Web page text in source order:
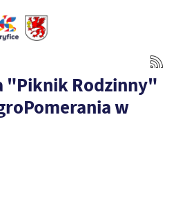
"Piknik Rodzinny"
w